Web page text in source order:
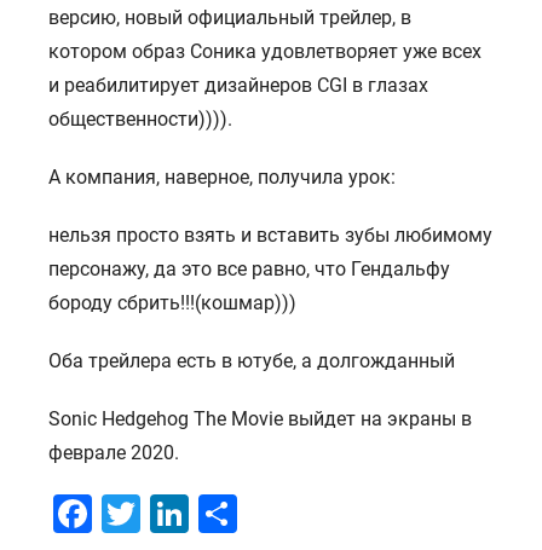
версию, новый официальный трейлер, в
котором образ Соника удовлетворяет уже всех
и реабилитирует дизайнеров CGI в глазах
общественности)))).
А компания, наверное, получила урок:
нельзя просто взять и вставить зубы любимому
персонажу, да это все равно, что Гендальфу
бороду сбрить!!!(кошмар)))
Оба трейлера есть в ютубе, а долгожданный
Soniс Hedgehog The Movie выйдет на экраны в
феврале 2020.
Facebook
TwitterLinkedIn